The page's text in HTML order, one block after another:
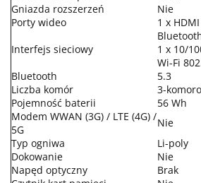
Gniazda rozszerzeń
Nie
Porty wideo
1 x HDMI
Interfejs sieciowy
1 x 10/
Wi-Fi
Bluetooth
5.3
Liczba komór
3-
Pojemność baterii
56 Wh
Modem WWAN (3G) / LTE (4G) /
5G
Nie
Typ ogniwa
Li-poly
Dokowanie
Nie
Napęd optyczny
Brak